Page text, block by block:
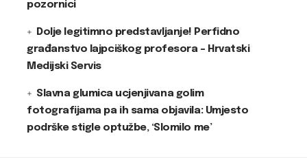
pozornici
Dolje legitimno predstavljanje! Perfidno
građanstvo lajpciškog profesora – Hrvatski
Medijski Servis
Slavna glumica ucjenjivana golim
fotografijama pa ih sama objavila: Umjesto
podrške stigle optužbe, ‘Slomilo me’